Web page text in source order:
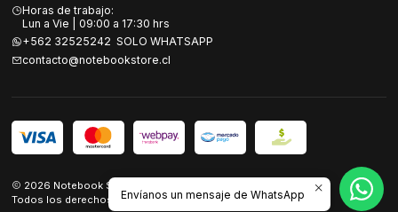
Horas de trabajo:
Lun a Vie | 09:00 a 17:30 hrs
+562 32525242 SOLO WHATSAPP
contacto@notebookstore.cl
2026 Notebook Store.
Todos los derechos reservados.Desarrollado por Jumpseller
Envíanos un mensaje de WhatsApp